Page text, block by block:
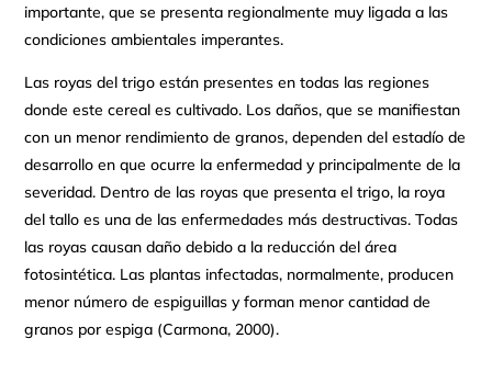
importante, que se presenta regionalmente muy ligada a las
condiciones ambientales imperantes.
Las royas del trigo están presentes en todas las regiones
donde este cereal es cultivado. Los daños, que se manifiestan
con un menor rendimiento de granos, dependen del estadío de
desarrollo en que ocurre la enfermedad y principalmente de la
severidad. Dentro de las royas que presenta el trigo, la roya
del tallo es una de las enfermedades más destructivas. Todas
las royas causan daño debido a la reducción del área
fotosintética. Las plantas infectadas, normalmente, producen
menor número de espiguillas y forman menor cantidad de
granos por espiga (Carmona, 2000).